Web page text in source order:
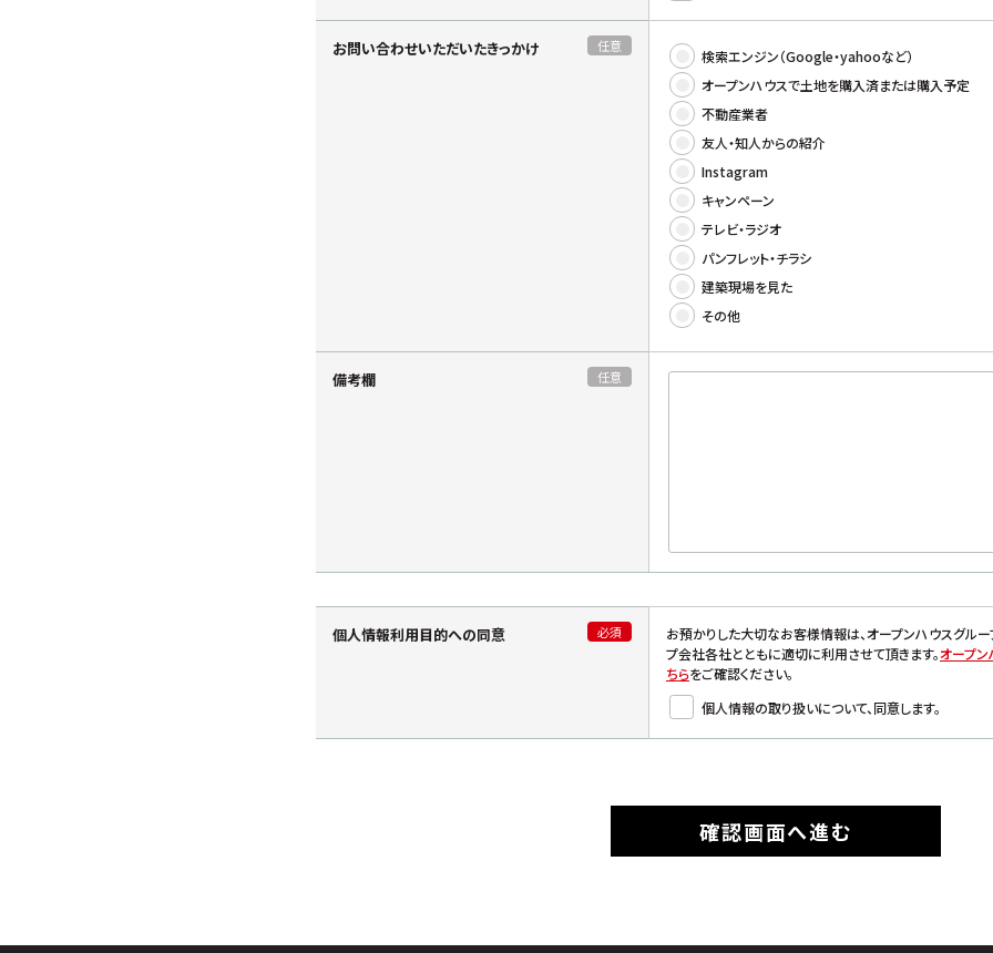
お問い合わせいただいたきっかけ 任意
検索エンジン（Google・yahooなど）
オープンハウスで土地を購入済または購入予定
不動産業者
友人・知人からの紹介
Instagram
キャンペーン
テレビ・ラジオ
パンフレット・チラシ
建築現場を見た
その他
備考欄 任意
個人情報利用目的への同意 必須
お預かりした大切なお客様情報は、オープンハウスグル
プ会社各社とともに適切に利用させて頂きます。オープ
ちらをご確認ください。
個人情報の取り扱いについて、同意します。
確認画面へ進む